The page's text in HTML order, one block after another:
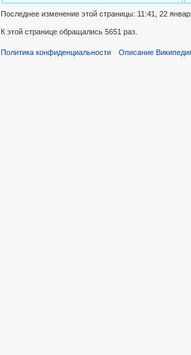
Последнее изменение этой страницы: 11:41, 22
К этой странице обращались 5651 раз.
Политика конфиденциальности Описание